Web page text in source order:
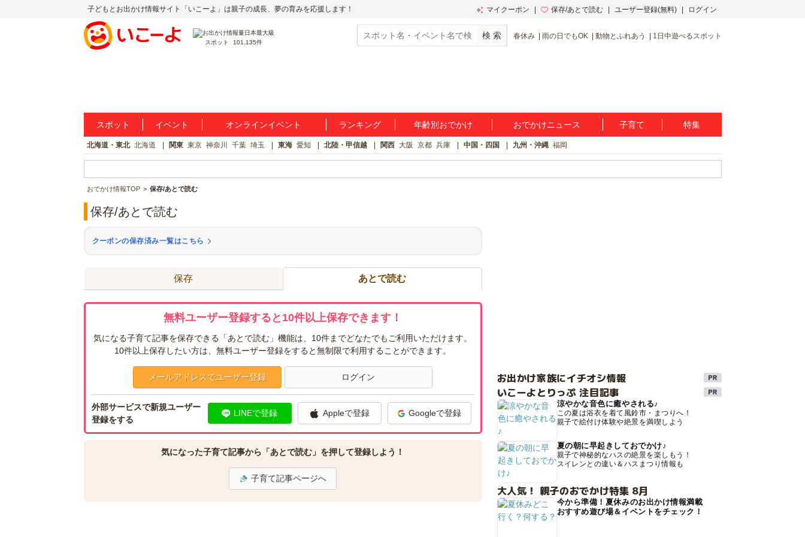
子どもとお出かけ情報サイト「いこーよ」は親子の成長、夢の育みを応援します！ マイクーポン 保存/あとで読む ユーザー登録(無料) ログイン
スポット 101,135件
春休み 雨の日でもOK 動物とふれあう 1日中遊べるスポット
スポット イベント オンラインイベント ランキング 年齢別おでかけ おでかけニュース 子育て 特集
北海道・東北 北海道 関東 東京 神奈川 千葉 埼玉 東海 愛知 北陸・甲信越 関西 大阪 京都 兵庫 中国・四国 九州・沖縄 福岡
おでかけ情報TOP 保存/あとで読む
保存/あとで読む
クーポンの保存済み一覧はこちら
保存 あとで読む
無料ユーザー登録すると10件以上保存できます！
気になる子育て記事を保存できる「あとで読む」機能は、10件までどなたでもご利用いただけます。
10件以上保存したい方は、無料ユーザー登録をすると無制限で利用することができます。
メールアドレスでユーザー登録 ログイン
外部サービスで新規ユーザー
登録をする
LINEで登録 Appleで登録 Googleで登録
気になった子育て記事から「あとで読む」を押して登録しよう！
子育て記事ページへ
お出かけ家族にイチオシ情報
いこーよとりっぷ 注目記事
涼やかな音色に癒やされる♪
この夏は浴衣を着て風鈴市・まつりへ！
親子で絵付け体験や絶景を満喫しよう
夏の朝に早起きしておでかけ♪
親子で神秘的なハスの絶景を楽しもう！
スイレンとの違い＆ハスまつり情報も
大人気！ 親子のおでかけ特集 8月
今から準備！夏休みのお出かけ情報満載
おすすめ遊び場＆イベントをチェック！